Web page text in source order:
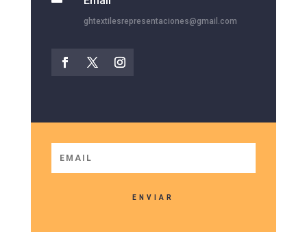
ghtextilesrepresentaciones@gmail.com
ENVIAR